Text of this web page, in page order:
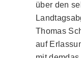
über den
Thomas
auf